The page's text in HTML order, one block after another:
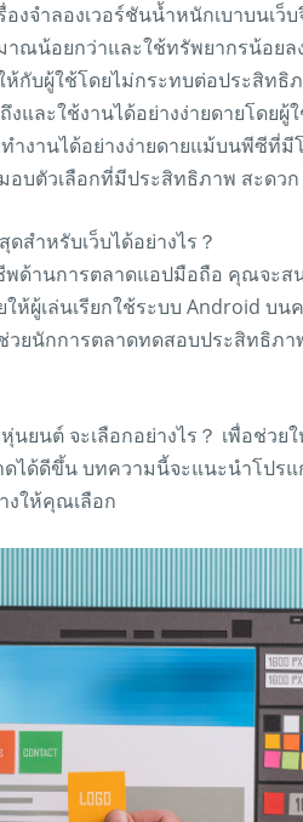
งจำลองเวอร์ชันน้ำหนักเบาบนเว็
ณน้อยกว่าและใช้ทรัพยากรน้อยล
กับผู้ใช้โดยไม่กระทบต่อประสิทธิ
และใช้งานได้อย่างง่ายดายโดยผู้
ำงานได้อย่างง่ายดายแม้บนพีซีที่มี
อบตัวเลือกที่มีประสิทธิภาพ สะดว
สำหรับเว็บได้อย่างไร？
ด้านการตลาดแอปมือถือ คุณจะส
ห้ผู้เล่นเรียกใช้ระบบ Android บน
วยนักการตลาดทดสอบประสิทธิภ
นยนต์ จะเลือกอย่างไร？ เพื่อช่
ได้ดีขึ้น บทความนี้จะแนะนำโปร
งให้คุณเลือก